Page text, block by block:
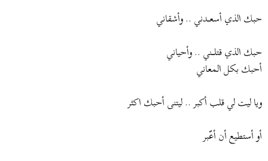
حبك الذي أسعـــدني .. وأشقاني
حبك الذي قتلــــني .. وأحياني
أحبك بكل المعاني
ويا ليت لي قلب أكبر .. ليتنى أحبك اكثر
أو أستطيع أن أعّبر